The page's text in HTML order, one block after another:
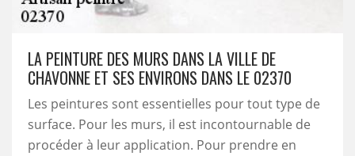
LA PEINTURE DES MURS DANS LA VILLE DE
CHAVONNE ET SES ENVIRONS DANS LE 02370
Les peintures sont essentielles pour tout type de
surface. Pour les murs, il est incontournable de
procéder à leur application. Pour prendre en